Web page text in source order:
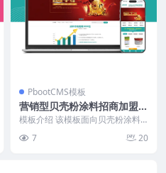
PbootCMS模板
营销型贝壳粉涂料招商加盟网
站模板
模板介绍 该模板面向贝壳粉涂料
用品牌展示+招商转化...
7 20